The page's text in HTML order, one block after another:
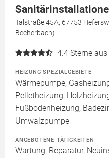
Talstraße 45A, 67753
Becherbach)
4.4 Sterne
HEIZUNG SPEZIALGEBIETE
Wärmepumpe,
Pelletheizung,
Fußbodenheizung,
Umwälzpumpe
ANGEBOTENE TÄTIGKEITEN
Wartung, Reparatur,